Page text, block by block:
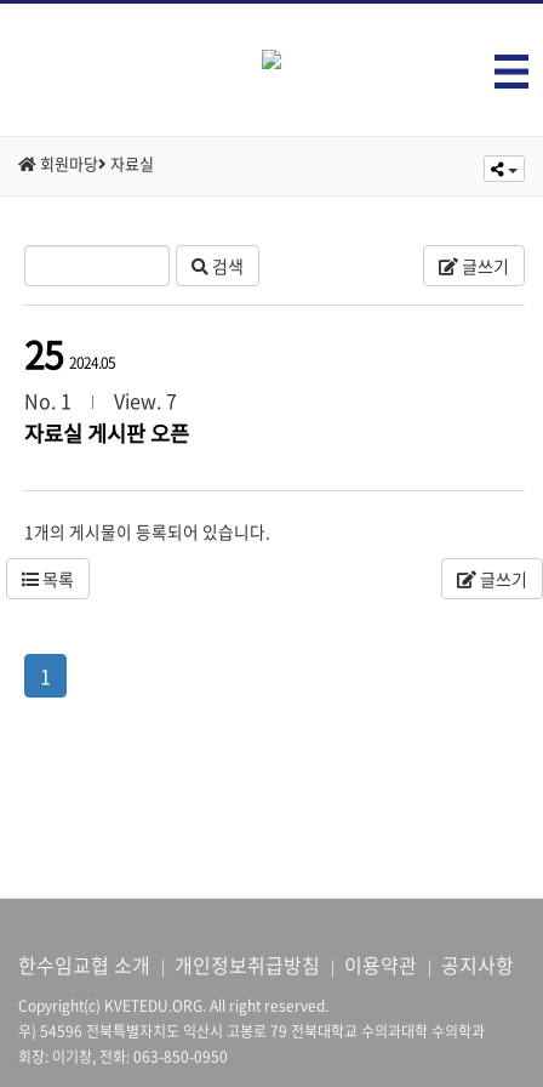
회원마당 자료실
검색 글쓰기
25 2024.05
No. 1 View. 7
자료실 게시판 오픈
1개의 게시물이 등록되어 있습니다.
목록
글쓰기
1
한수임교협 소개 | 개인정보취급방침 | 이용약관 | 공지사항
Copyright(c) KVETEDU.ORG. All right reserved.
우) 54596 전북특별자치도 익산시 고봉로 79 전북대학교 수의과대학 수의학과
회장: 이기창, 전화: 063-850-0950